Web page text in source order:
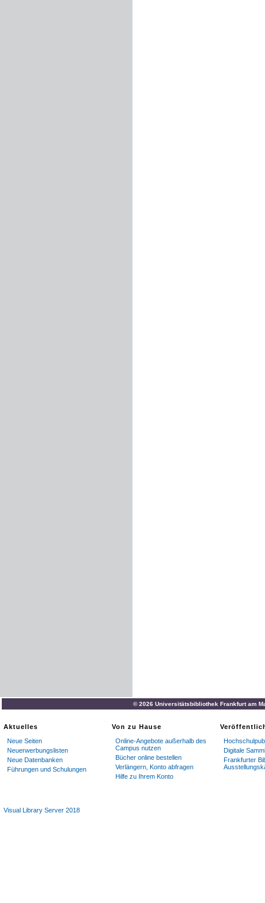
© 2026 Universitätsbibliothek Frankfurt am
Aktuelles
Neue Seiten
Neuerwerbungslisten
Neue Datenbanken
Führungen und Schulungen
Von zu Hause
Online-Angebote außerhalb des
Campus nutzen
Bücher online bestellen
Verlängern, Konto abfragen
Hilfe zu Ihrem Konto
Digitale
Frankfurter
Visual Library Server 2018